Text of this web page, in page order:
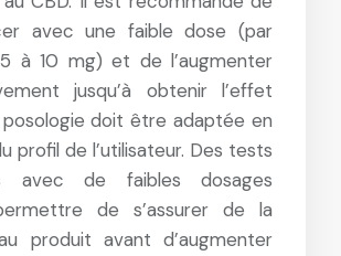
avec une faible dose (par
à 10 mg) et de l’augmenter
jusqu’à obtenir l’effet
posologie doit être adaptée en
profil de l’utilisateur. Des tests
avec de faibles dosages
de s’assurer de la
produit avant d’augmenter